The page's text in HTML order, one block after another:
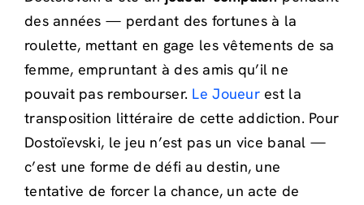
des années — perdant des fortunes à la
roulette, mettant en gage les vêtements de sa
femme, empruntant à des amis qu’il ne
pouvait pas rembourser. Le Joueurest la
transposition littéraire de cette addiction. Pour
Dostoïevski, le jeu n’est pas un vice banal —
c’est une forme de défi au destin, une
tentative de forcer la chance, un acte de